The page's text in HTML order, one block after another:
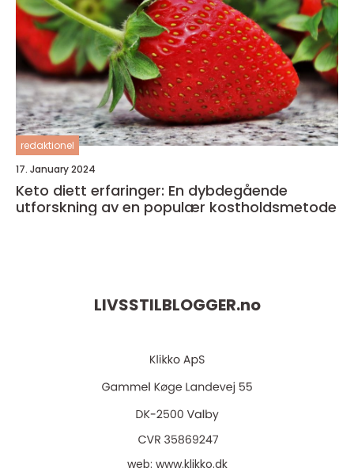
redaktionel
17. January 2024
Keto diett erfaringer: En dybdegående
utforskning av en populær kostholdsmetode
LIVSSTILBLOGGER.no
web: www.klikko.dk